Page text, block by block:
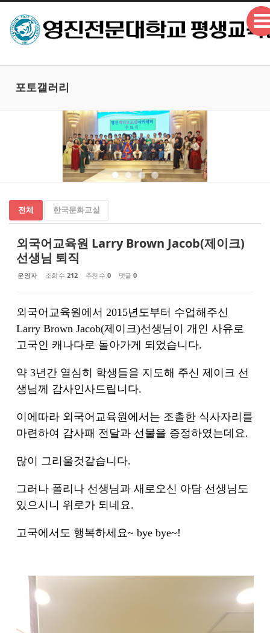
포토갤러리
전체 한국문화교실
외국어교육원 Larry Brown Jacob(제이크)
선생님 퇴직
운영자 조회 수 212 추천 수 0 댓글 0
외국어교육원에서 2015년도부터 수업해주신
Larry Brown Jacob(제이크)선생님이 개인 사유로
고국인 캐나다로 돌아가게 되었습니다.
약 3년간 열심히 학생들을 지도해 주신 제이크 선
생님께 감사인사드립니다.
이에따라 외국어교육원에서는 조촐한 식사자리를
마련하여 감사패 전달과 선물을 증정하였는데요.
많이 그리울것같습니다.
그러나 폴리나 선생님과 새로오신 아담 선생님도
있으시니 위로가 되네요.
고국에서도 행복하세요~ bye bye~!
Sketchbook5, 스케치북5
Sketchbook5, 스케치북5